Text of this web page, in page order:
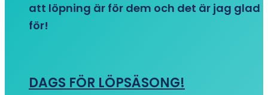
att löpning är för dem och det är jag glad
för!
DAGS FÖR LÖPSÄSONG!